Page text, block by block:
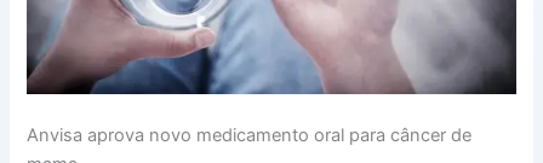
Anvisa aprova novo medicamento oral para câncer de